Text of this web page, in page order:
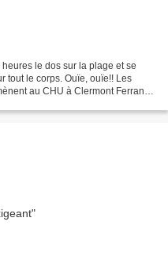
le dos sur la plage et se
tout le corps. Ouïe, ouïe!! Les
au CHU à Clermont Ferrand